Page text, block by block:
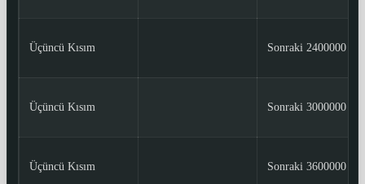
Üçüncü Kısım Sonraki 2400000
Üçüncü Kısım Sonraki 3000000
Üçüncü Kısım Sonraki 3600000